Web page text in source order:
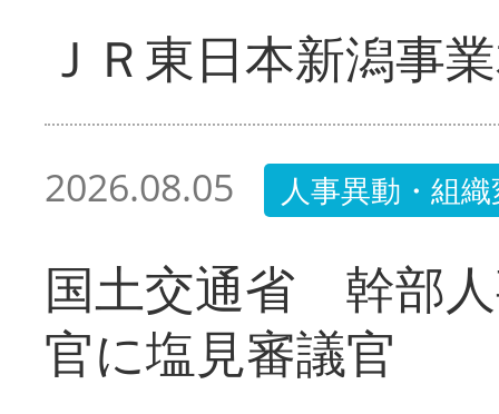
ＪＲ東日本新潟事
2026.08.05 人事異動・組
国土交通省 幹部
官に塩見審議官